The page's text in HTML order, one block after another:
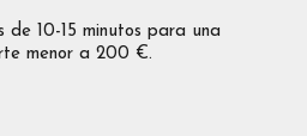
de 10-15 minutos para una
menor a 200 €.